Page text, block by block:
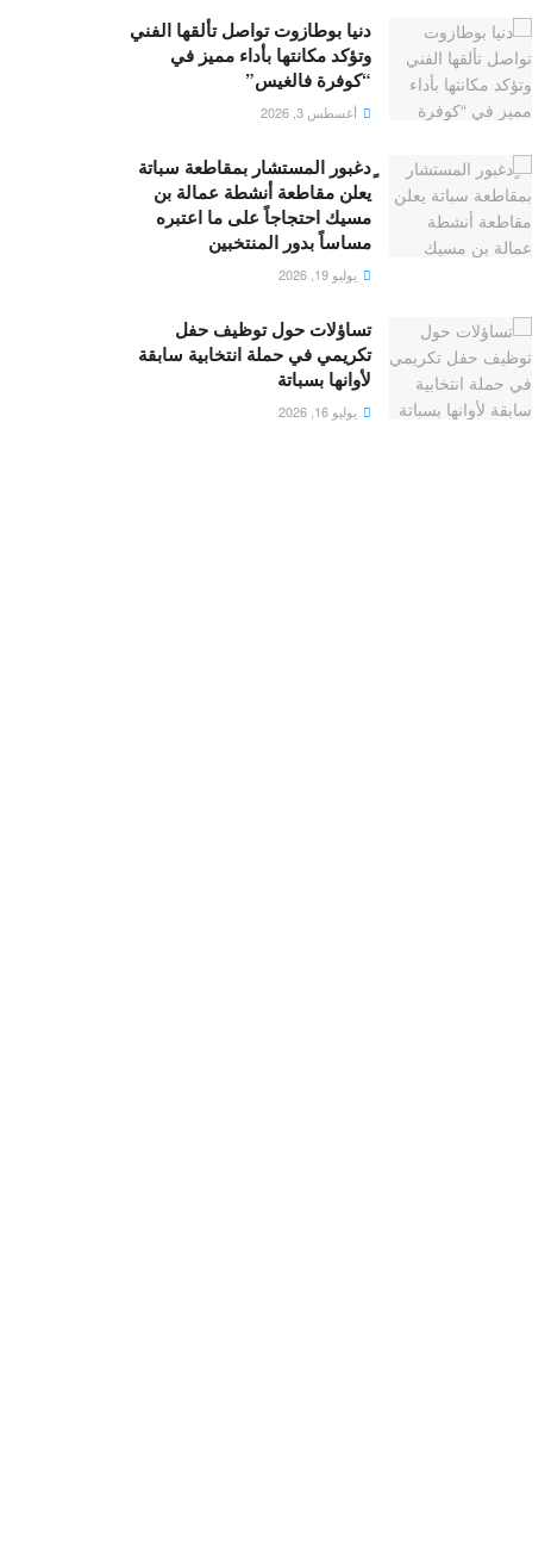
دنيا بوطازوت تواصل تألقها الفني
وتؤكد مكانتها بأداء مميز في
“كوفرة فالغيس”
أغسطس 3, 2026
ٍدغبور المستشار بمقاطعة سباتة
يعلن مقاطعة أنشطة عمالة بن
مسيك احتجاجاً على ما اعتبره
مساساً بدور المنتخبين
يوليو 19, 2026
تساؤلات حول توظيف حفل
تكريمي في حملة انتخابية سابقة
لأوانها بسباتة
يوليو 16, 2026